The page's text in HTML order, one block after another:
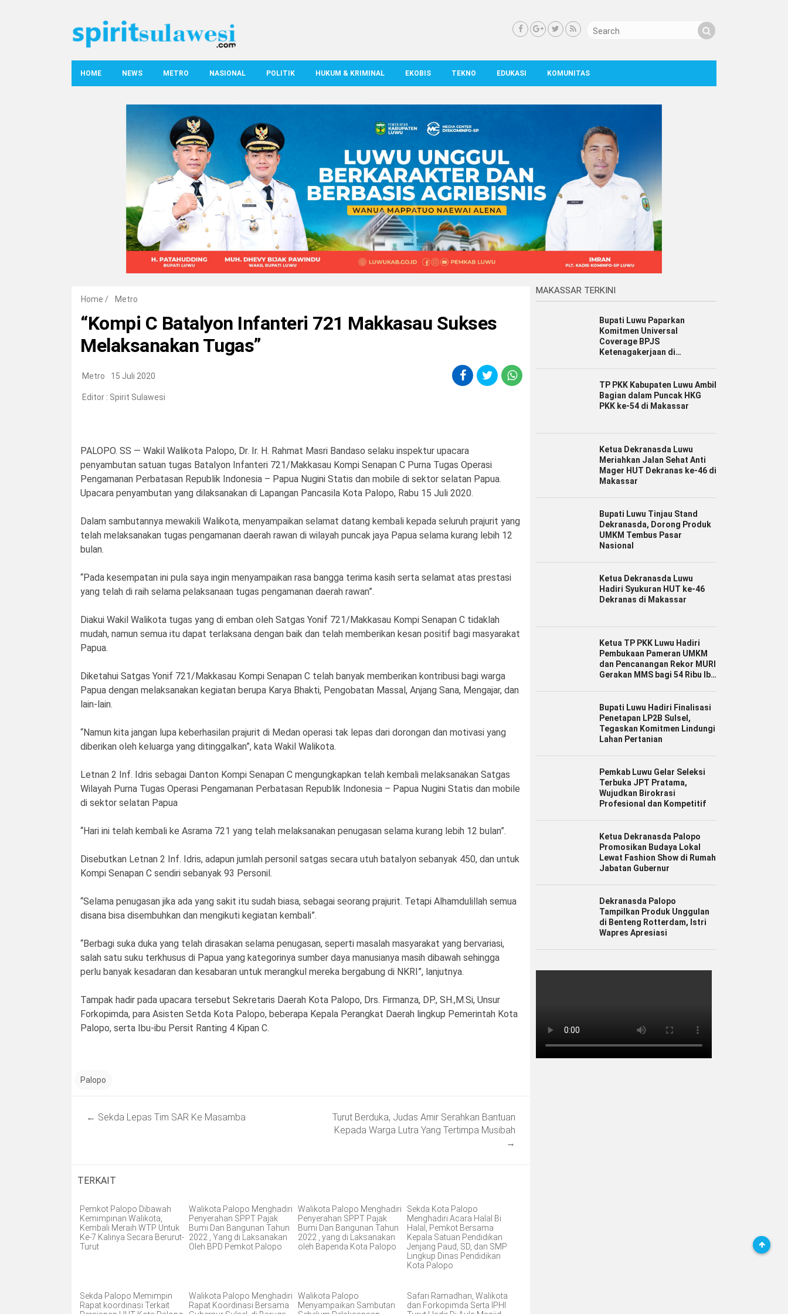
HOME NEWS METRO NASIONAL POLITIK HUKUM & KRIMINAL EKOBIS TEKNO EDUKASI KOMUNITAS
Home / Metro
“Kompi C Batalyon Infanteri 721 Makkasau Sukses
Melaksanakan Tugas”
Metro 15 Juli 2020
Editor : Spirit Sulawesi
PALOPO. SS — Wakil Walikota Palopo, Dr. Ir. H. Rahmat Masri Bandaso selaku inspektur upacara
penyambutan satuan tugas Batalyon Infanteri 721/Makkasau Kompi Senapan C Purna Tugas Operasi
Pengamanan Perbatasan Republik Indonesia – Papua Nugini Statis dan mobile di sektor selatan Papua.
Upacara penyambutan yang dilaksanakan di Lapangan Pancasila Kota Palopo, Rabu 15 Juli 2020.
Dalam sambutannya mewakili Walikota, menyampaikan selamat datang kembali kepada seluruh prajurit yang
telah melaksanakan tugas pengamanan daerah rawan di wilayah puncak jaya Papua selama kurang lebih 12
bulan.
“Pada kesempatan ini pula saya ingin menyampaikan rasa bangga terima kasih serta selamat atas prestasi
yang telah di raih selama pelaksanaan tugas pengamanan daerah rawan”.
Diakui Wakil Walikota tugas yang di emban oleh Satgas Yonif 721/Makkasau Kompi Senapan C tidaklah
mudah, namun semua itu dapat terlaksana dengan baik dan telah memberikan kesan positif bagi masyarakat
Papua.
Diketahui Satgas Yonif 721/Makkasau Kompi Senapan C telah banyak memberikan kontribusi bagi warga
Papua dengan melaksanakan kegiatan berupa Karya Bhakti, Pengobatan Massal, Anjang Sana, Mengajar, dan
lain-lain.
“Namun kita jangan lupa keberhasilan prajurit di Medan operasi tak lepas dari dorongan dan motivasi yang
diberikan oleh keluarga yang ditinggalkan”, kata Wakil Walikota.
Letnan 2 Inf. Idris sebagai Danton Kompi Senapan C mengungkapkan telah kembali melaksanakan Satgas
Wilayah Purna Tugas Operasi Pengamanan Perbatasan Republik Indonesia – Papua Nugini Statis dan mobile
di sektor selatan Papua
“Hari ini telah kembali ke Asrama 721 yang telah melaksanakan penugasan selama kurang lebih 12 bulan”.
Disebutkan Letnan 2 Inf. Idris, adapun jumlah personil satgas secara utuh batalyon sebanyak 450, dan untuk
Kompi Senapan C sendiri sebanyak 93 Personil.
“Selama penugasan jika ada yang sakit itu sudah biasa, sebagai seorang prajurit. Tetapi Alhamdulillah semua
disana bisa disembuhkan dan mengikuti kegiatan kembali”.
“Berbagi suka duka yang telah dirasakan selama penugasan, seperti masalah masyarakat yang bervariasi,
salah satu suku terkhusus di Papua yang kategorinya sumber daya manusianya masih dibawah sehingga
perlu banyak kesadaran dan kesabaran untuk merangkul mereka bergabung di NKRI”, lanjutnya.
Tampak hadir pada upacara tersebut Sekretaris Daerah Kota Palopo, Drs. Firmanza, DP., SH.,M.Si, Unsur
Forkopimda, para Asisten Setda Kota Palopo, beberapa Kepala Perangkat Daerah lingkup Pemerintah Kota
Palopo, serta Ibu-ibu Persit Ranting 4 Kipan C.
Palopo
navigation
← Sekda Lepas Tim SAR Ke Masamba
Turut Berduka, Judas Amir Serahkan Bantuan
Kepada Warga Lutra Yang Tertimpa Musibah
→
TERKAIT
Pemkot Palopo Dibawah
Kemimpinan Walikota,
Kembali Meraih WTP Untuk
Ke-7 Kalinya Secara Berurut-
Turut
Walikota Palopo Menghadiri
Penyerahan SPPT Pajak
Bumi Dan Bangunan Tahun
2022 , Yang di Laksanakan
Oleh BPD Pemkot Palopo
Walikota Palopo Menghadiri
Penyerahan SPPT Pajak
Bumi Dan Bangunan Tahun
2022 , yang di Laksanakan
oleh Bapenda Kota Palopo
Sekda Kota Palopo
Menghadiri Acara Halal Bi
Halal, Pemkot Bersama
Kepala Satuan Pendidikan
Jenjang Paud, SD, dan SMP
Lingkup Dinas Pendidikan
Kota Palopo
Sekda Palopo Memimpin
Rapat koordinasi Terkait
Walikota Palopo Menghadiri
Rapat Koordinasi Bersama
Walikota Palopo
Menyampaikan Sambutan
Safari Ramadhan, Walikota
dan Forkopimda Serta IPHI
MAKASSAR TERKINI
Bupati Luwu Paparkan
Komitmen Universal
Coverage BPJS
Ketenagakerjaan di
TP PKK Kabupaten Luwu Ambil
Bagian dalam Puncak HKG
PKK ke-54 di Makassar
Ketua Dekranasda Luwu
Meriahkan Jalan Sehat Anti
Mager HUT Dekranas ke-46 di
Makassar
Bupati Luwu Tinjau Stand
Dekranasda, Dorong Produk
UMKM Tembus Pasar
Nasional
Ketua Dekranasda Luwu
Hadiri Syukuran HUT ke-46
Dekranas di Makassar
Ketua TP PKK Luwu Hadiri
Pembukaan Pameran UMKM
dan Pencanangan Rekor MURI
Gerakan MMS bagi 54 Ribu Ibu
Bupati Luwu Hadiri Finalisasi
Penetapan LP2B Sulsel,
Tegaskan Komitmen Lindungi
Lahan Pertanian
Pemkab Luwu Gelar Seleksi
Terbuka JPT Pratama,
Wujudkan Birokrasi
Profesional dan Kompetitif
Ketua Dekranasda Palopo
Promosikan Budaya Lokal
Lewat Fashion Show di Rumah
Jabatan Gubernur
Dekranasda Palopo
Tampilkan Produk Unggulan
di Benteng Rotterdam, Istri
Wapres Apresiasi